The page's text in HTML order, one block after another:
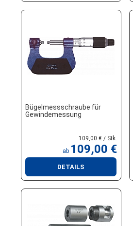
Bügelmessschraube für
Gewindemessung
109,00 € / Stk.
ab 109,00 €
DETAILS